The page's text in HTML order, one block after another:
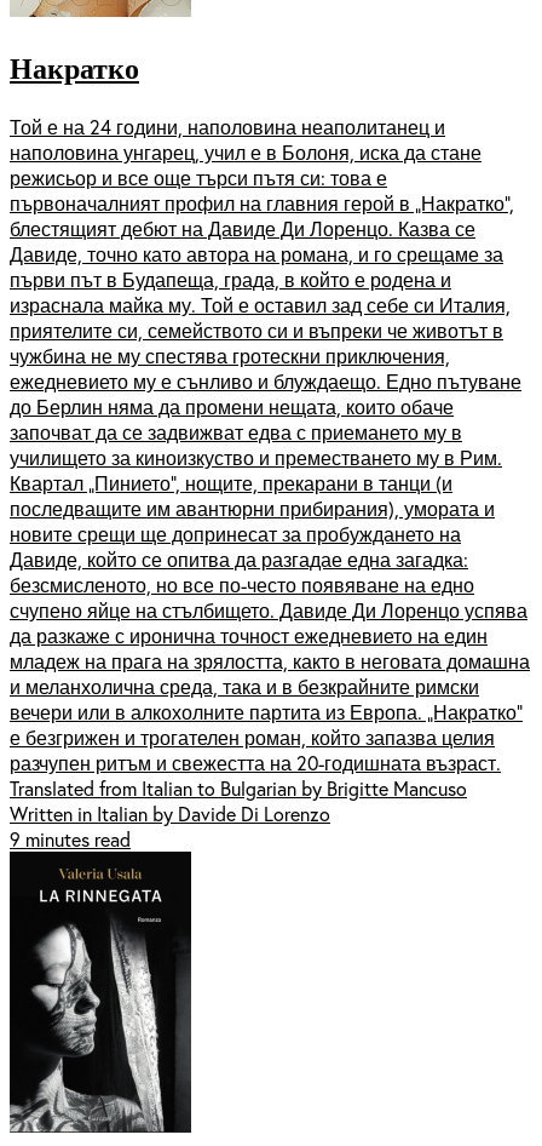
Накратко
Той е на 24 години, наполовина неаполитанец и
наполовина унгарец, учил е в Болоня, иска да стане
режисьор и все още търси пътя си: това е
първоначалният профил на главния герой в „Накратко“,
блестящият дебют на Давиде Ди Лоренцо. Казва се
Давиде, точно като автора на романа, и го срещаме за
първи път в Будапеща, града, в който е родена и
израснала майка му. Той е оставил зад себе си Италия,
приятелите си, семейството си и въпреки че животът в
чужбина не му спестява гротескни приключения,
ежедневието му е сънливо и блуждаещо. Едно пътуване
до Берлин няма да промени нещата, които обаче
започват да се задвижват едва с приемането му в
училището за киноизкуство и преместването му в Рим.
Квартал „Пинието“, нощите, прекарани в танци (и
последващите им авантюрни прибирания), умората и
новите срещи ще допринесат за пробуждането на
Давиде, който се опитва да разгадае една загадка:
безсмисленото, но все по-често появяване на едно
счупено яйце на стълбището. Давиде Ди Лоренцо успява
да разкаже с иронична точност ежедневието на един
младеж на прага на зрялостта, както в неговата домашна
и меланхолична среда, така и в безкрайните римски
вечери или в алкохолните партита из Европа. „Накратко”
е безгрижен и трогателен роман, който запазва целия
разчупен ритъм и свежестта на 20-годишната възраст.
Translated from Italian to Bulgarian by Brigitte Mancuso
Written in Italian by Davide Di Lorenzo
9 minutes read